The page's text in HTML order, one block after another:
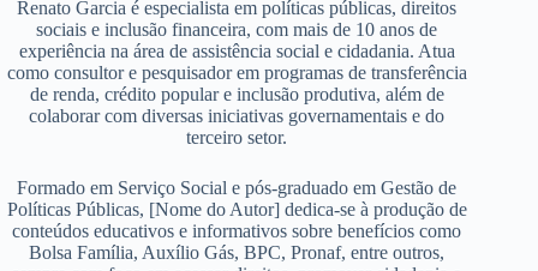
Renato Garcia é especialista em políticas públicas, direitos
sociais e inclusão financeira, com mais de 10 anos de
experiência na área de assistência social e cidadania. Atua
como consultor e pesquisador em programas de transferência
de renda, crédito popular e inclusão produtiva, além de
colaborar com diversas iniciativas governamentais e do
terceiro setor.
Formado em Serviço Social e pós-graduado em Gestão de
Políticas Públicas, [Nome do Autor] dedica-se à produção de
conteúdos educativos e informativos sobre benefícios como
Bolsa Família, Auxílio Gás, BPC, Pronaf, entre outros,